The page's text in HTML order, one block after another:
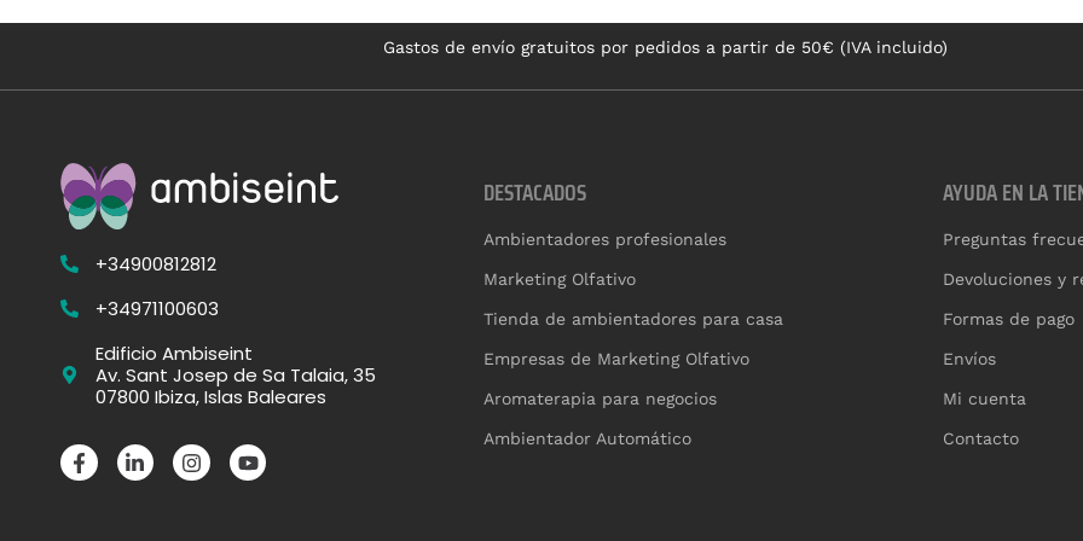
Gastos de envío gratuitos por pedidos a partir de 50€ (IVA incluido)
+34900812812
+34971100603
Edificio Ambiseint
Av. Sant Josep de Sa Talaia, 35
07800 Ibiza, Islas Baleares
DESTACADOS
Ambientadores profesionales
Marketing Olfativo
Tienda de ambientadores para casa
Empresas de Marketing Olfativo
Aromaterapia para negocios
Ambientador Automático
AYUDA EN LA
Preguntas
Devoluciones y
Formas de pago
Envíos
Mi cuenta
Contacto